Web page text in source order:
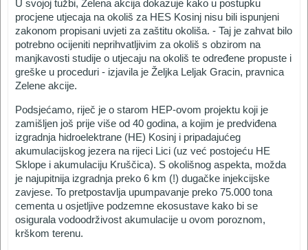
U svojoj tužbi, Zelena akcija dokazuje kako u postupku
procjene utjecaja na okoliš za HES Kosinj nisu bili ispunjeni
zakonom propisani uvjeti za zaštitu okoliša. - Taj je zahvat bilo
potrebno ocijeniti neprihvatljivim za okoliš s obzirom na
manjkavosti studije o utjecaju na okoliš te određene propuste i
greške u proceduri - izjavila je Željka Leljak Gracin, pravnica
Zelene akcije.
Podsjećamo, riječ je o starom HEP-ovom projektu koji je
zamišljen još prije više od 40 godina, a kojim je predviđena
izgradnja hidroelektrane (HE) Kosinj i pripadajućeg
akumulacijskog jezera na rijeci Lici (uz već postojeću HE
Sklope i akumulaciju Kruščica). S okolišnog aspekta, možda
je najupitnija izgradnja preko 6 km (!) dugačke injekcijske
zavjese. To pretpostavlja upumpavanje preko 75.000 tona
cementa u osjetljive podzemne ekosustave kako bi se
osigurala vodoodrživost akumulacije u ovom poroznom,
krškom terenu.